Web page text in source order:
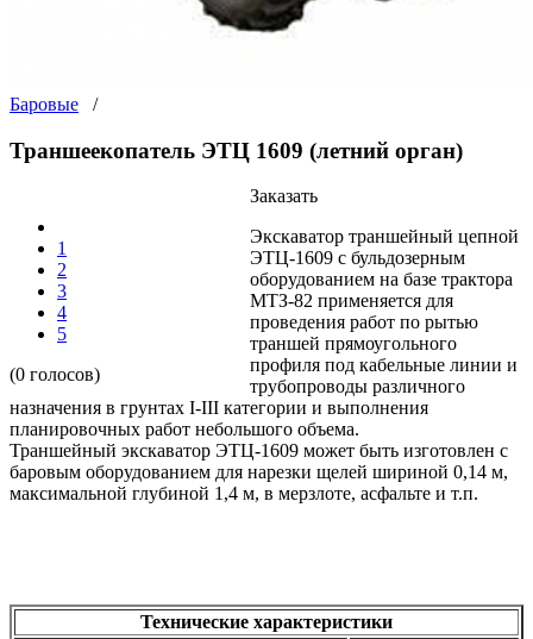
Баровые /
Траншеекопатель ЭТЦ 1609 (летний орган)
1
2
3
4
5
(0 голосов)
Заказать
Экскаватор траншейный цепной
ЭТЦ-1609 с бульдозерным
оборудованием на базе трактора
МТЗ-82 применяется для
проведения работ по рытью
траншей прямоугольного
профиля под кабельные линии и
трубопроводы различного
назначения в грунтах I-III категории и выполнения
планировочных работ небольшого объема.
Траншейный экскаватор ЭТЦ-1609 может быть изготовлен с
баровым оборудованием для нарезки щелей шириной 0,14 м,
максимальной глубиной 1,4 м, в мерзлоте, асфальте и т.п.
Технические характеристики